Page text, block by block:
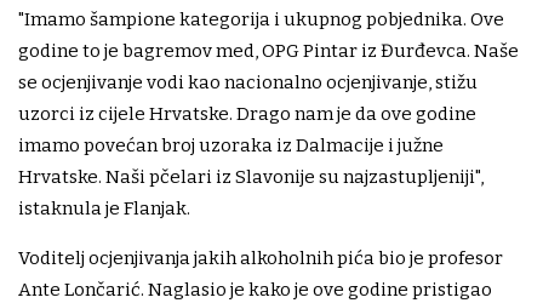
"Imamo šampione kategorija i ukupnog pobjednika. Ove
godine to je bagremov med, OPG Pintar iz Đurđevca. Naše
se ocjenjivanje vodi kao nacionalno ocjenjivanje, stižu
uzorci iz cijele Hrvatske. Drago nam je da ove godine
imamo povećan broj uzoraka iz Dalmacije i južne
Hrvatske. Naši pčelari iz Slavonije su najzastupljeniji",
istaknula je Flanjak.
Voditelj ocjenjivanja jakih alkoholnih pića bio je profesor
Ante Lončarić. Naglasio je kako je ove godine pristigao